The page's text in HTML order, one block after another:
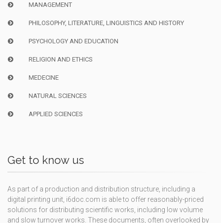
MANAGEMENT
PHILOSOPHY, LITERATURE, LINGUISTICS AND HISTORY
PSYCHOLOGY AND EDUCATION
RELIGION AND ETHICS
MEDECINE
NATURAL SCIENCES
APPLIED SCIENCES
Get to know us
As part of a production and distribution structure, including a
digital printing unit, i6doc.com is able to offer reasonably-priced
solutions for distributing scientific works, including low volume
and slow turnover works. These documents, often overlooked by